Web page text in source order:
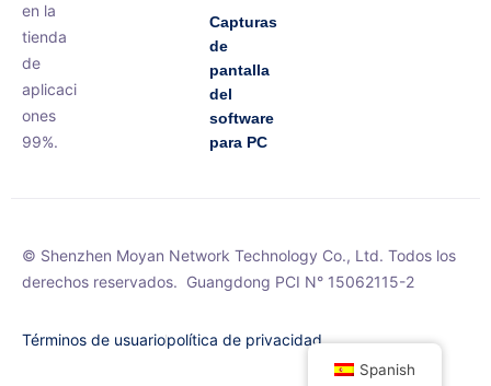
en la
tienda
de
aplicaci
ones
99%.
Capturas
de
pantalla
del
software
para PC
© Shenzhen Moyan Network Technology Co., Ltd. Todos los
derechos reservados. Guangdong PCI N° 15062115-2
Términos de usuariopolítica de privacidad
Spanish